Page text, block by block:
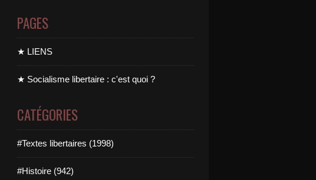
PAGES
★ LIENS
★ Socialisme libertaire : c'est quoi ?
CATÉGORIES
#Textes libertaires (1998)
#Histoire (942)